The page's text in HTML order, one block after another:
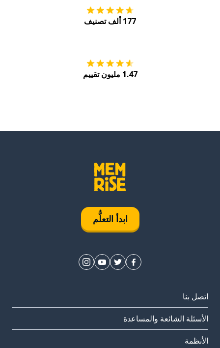
177 ألف تصنيف
1.47 مليون تقييم
ابدأ التعلُّم
اتصل بنا
الأسئلة الشائعة والمساعدة
الأنظمة